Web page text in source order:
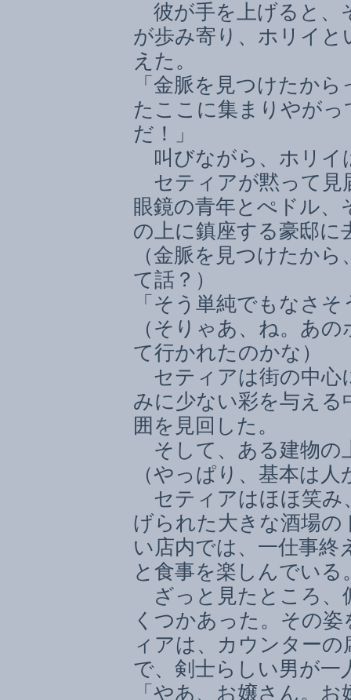
彼が手を上げると、
が歩み寄り、ホリイ
えた。
「金脈を見つけたか
たここに集まりやが
だ！」
叫びながら、ホリイ
セティアが黙って見
眼鏡の青年とぺドル
の上に鎮座する豪邸に
（金脈を見つけたか
て話？）
「そう単純でもなさ
（そりゃあ、ね。あ
て行かれたのかな）
セティアは街の中心
みに少ない彩を与える
囲を見回した。
そして、ある建物の
（やっぱり、基本は
セティアはほほ笑み
げられた大きな酒場
い店内では、一仕事
と食事を楽しんでいる
ざっと見たところ、
くつかあった。その
ィアは、カウンター
で、剣士らしい男が一
「やあ、お嬢さん。